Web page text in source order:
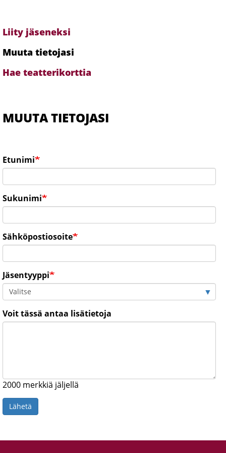
Alavalikko
-
jäsenyys
Liity jäseneksi
Muuta tietojasi
Hae teatterikorttia
MUUTA TIETOJASI
Etunimi
Sukunimi
Sähköpostiosoite
Jäsentyyppi
Voit tässä antaa lisätietoja
2000 merkkiä jäljellä
Lähetä